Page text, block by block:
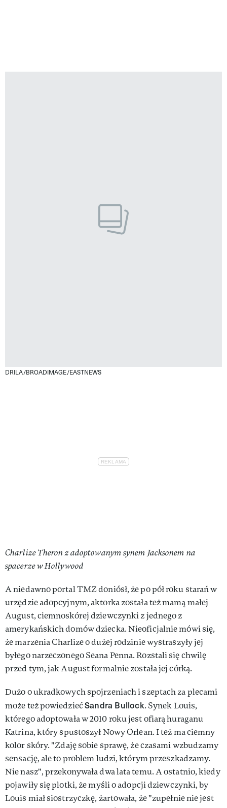
DRILA/BROADIMAGE/EASTNEWS
Charlize Theron z adoptowanym synem Jacksonem na
spacerze w Hollywood
A niedawno portal TMZ doniósł, że po pół roku starań w
urzędzie adopcyjnym, aktorka została też mamą małej
August, ciemnoskórej dziewczynki z jednego z
amerykańskich domów dziecka. Nieoficjalnie mówi się,
że marzenia Charlize o dużej rodzinie wystraszyły jej
byłego narzeczonego Seana Penna. Rozstali się chwilę
przed tym, jak August formalnie została jej córką.
Dużo o ukradkowych spojrzeniach i szeptach za plecami
może też powiedziećSandra Bullock. Synek Louis,
którego adoptowała w 2010 roku jest ofiarą huraganu
Katrina, który spustoszył Nowy Orlean. I też ma ciemny
kolor skóry. "Zdaję sobie sprawę, że czasami wzbudzamy
sensację, ale to problem ludzi, którym przeszkadzamy.
Nie nasz", przekonywała dwa lata temu. A ostatnio, kiedy
pojawiły się plotki, że myśli o adopcji dziewczynki, by
Louis miał siostrzyczkę, żartowała, że "zupełnie nie jest